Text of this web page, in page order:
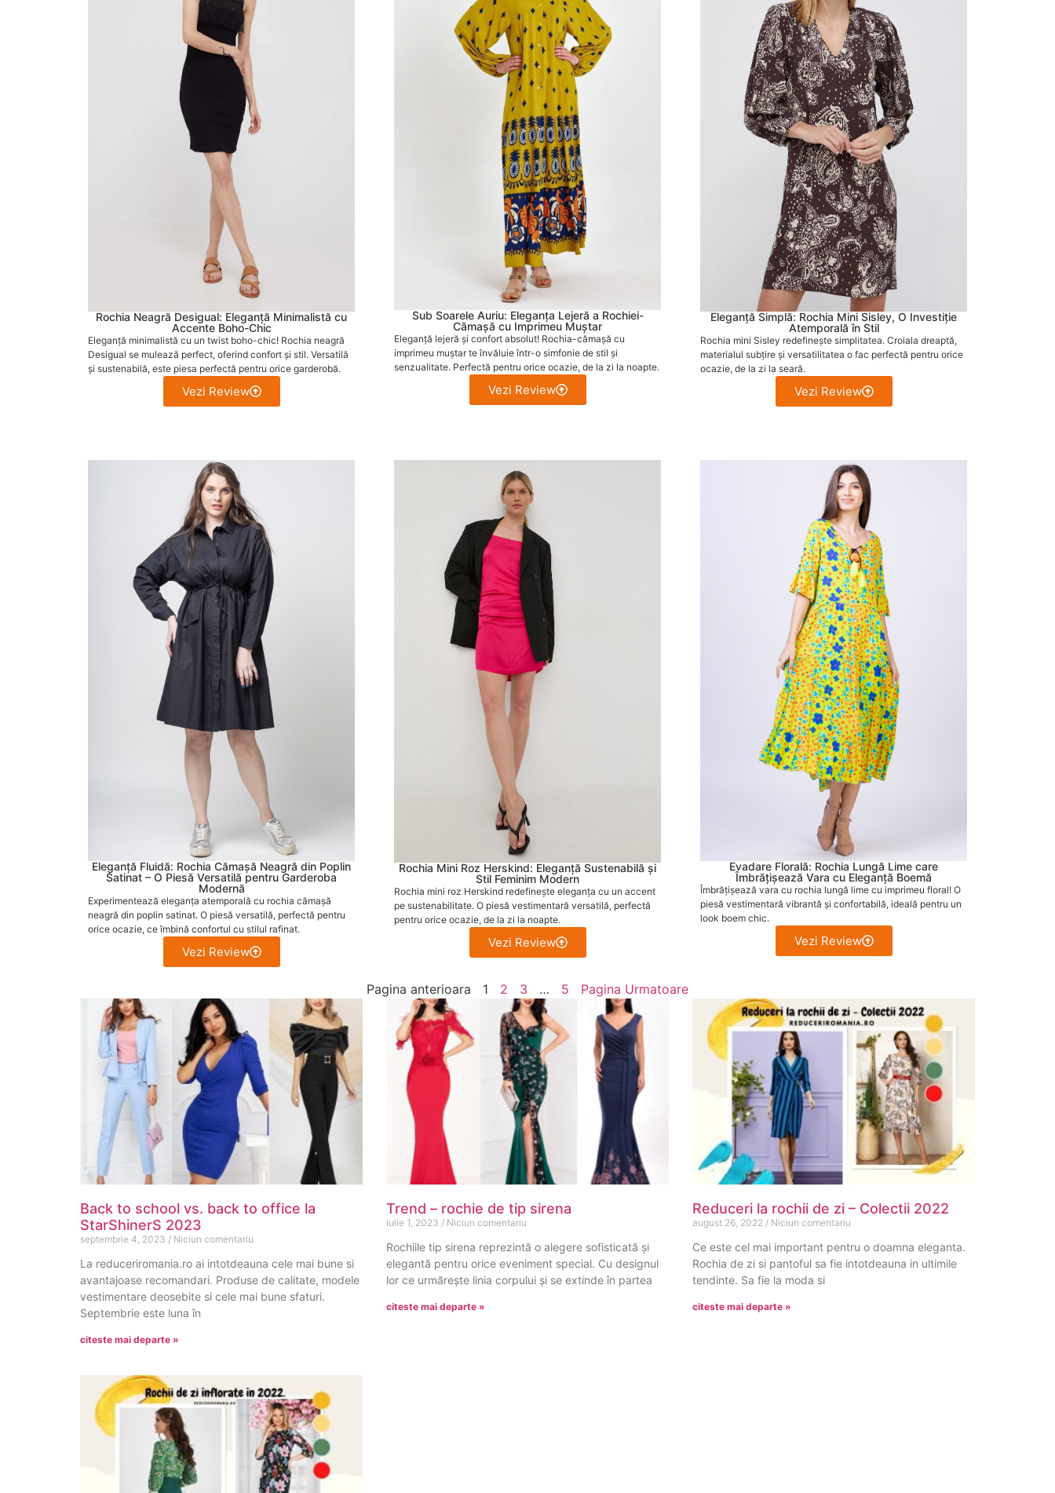
Rochia Neagră Desigual: Eleganță Minimalistă cu
Accente Boho-Chic
Eleganță minimalistă cu un twist boho-chic! Rochia neagră
Desigual se mulează perfect, oferind confort și stil. Versatilă
și sustenabilă, este piesa perfectă pentru orice garderobă.
Vezi Review
Sub Soarele Auriu: Eleganța Lejeră a Rochiei-
Cămașă cu Imprimeu Muștar
Eleganță lejeră și confort absolut! Rochia-cămașă cu
imprimeu muștar te învăluie într-o simfonie de stil și
senzualitate. Perfectă pentru orice ocazie, de la zi la noapte.
Vezi Review
Eleganță Simplă: Rochia Mini Sisley, O Investiție
Atemporală în Stil
Rochia mini Sisley redefinește simplitatea. Croiala dreaptă,
materialul subțire și versatilitatea o fac perfectă pentru orice
ocazie, de la zi la seară.
Vezi Review
Eleganță Fluidă: Rochia Cămașă Neagră din Poplin
Satinat – O Piesă Versatilă pentru Garderoba
Modernă
Experimentează eleganța atemporală cu rochia cămașă
neagră din poplin satinat. O piesă versatilă, perfectă pentru
orice ocazie, ce îmbină confortul cu stilul rafinat.
Vezi Review
Rochia Mini Roz Herskind: Eleganță Sustenabilă și
Stil Feminim Modern
Rochia mini roz Herskind redefinește eleganța cu un accent
pe sustenabilitate. O piesă vestimentară versatilă, perfectă
pentru orice ocazie, de la zi la noapte.
Vezi Review
Evadare Florală: Rochia Lungă Lime care
Îmbrățișează Vara cu Eleganță Boemă
Îmbrățișează vara cu rochia lungă lime cu imprimeu floral! O
piesă vestimentară vibrantă și confortabilă, ideală pentru un
look boem chic.
Vezi Review
Pagina anterioara 1 2 3 … 5 Pagina Urmatoare
Back to school vs. back to office la
StarShinerS 2023
septembrie 4, 2023 Niciun comentariu
La reduceriromania.ro ai intotdeauna cele mai bune si
avantajoase recomandari. Produse de calitate, modele
vestimentare deosebite si cele mai bune sfaturi.
Septembrie este luna în
citeste mai departe »
Trend – rochie de tip sirena
iulie 1, 2023 Niciun comentariu
Rochiile tip sirena reprezintă o alegere sofisticată și
elegantă pentru orice eveniment special. Cu designul
lor ce urmărește linia corpului și se extinde în partea
citeste mai departe »
Reduceri la rochii de zi – Colectii 2022
august 26, 2022 Niciun comentariu
Ce este cel mai important pentru o doamna eleganta.
Rochia de zi si pantoful sa fie intotdeauna in ultimile
tendinte. Sa fie la moda si
citeste mai departe »